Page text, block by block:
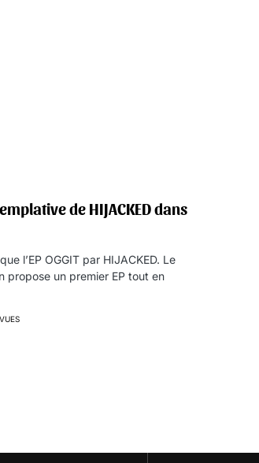
de HIJACKED dans
l’EP OGGIT par HIJACKED. Le
propose un premier EP tout en